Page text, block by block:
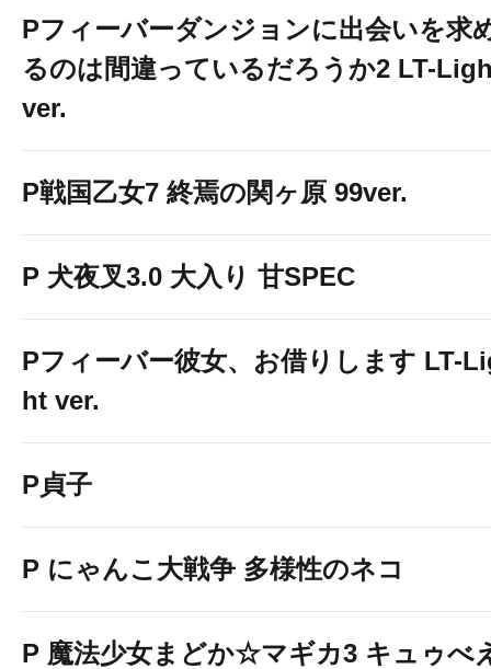
Pフィーバーダンジョンに出会いを求
るのは間違っているだろうか2 LT-
ver.
P戦国乙女7 終焉の関ヶ原 99ver.
P 犬夜叉3.0 大入り 甘SPEC
Pフィーバー彼女、お借りします LT-
ht ver.
P貞子
P にゃんこ大戦争 多様性のネコ
P 魔法少女まどか☆マギカ3 キュゥべ